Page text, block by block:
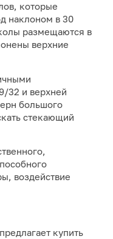
которые
наклоном в 30
размещаются в
верхние
32 и верхней
большого
стекающий
воздействие
купить